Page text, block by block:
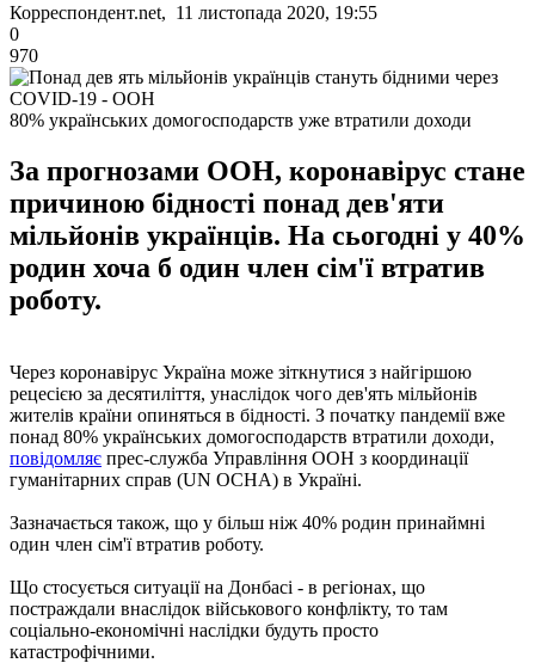
Корреспондент.net, 11 листопада 2020, 19:55
0
970
80% українських домогосподарств уже втратили доходи
За прогнозами ООН, коронавірус стане
причиною бідності понад дев'яти
мільйонів українців. На сьогодні у 40%
родин хоча б один член сім'ї втратив
роботу.
Через коронавірус Україна може зіткнутися з найгіршою
рецесією за десятиліття, унаслідок чого дев'ять мільйонів
жителів країни опиняться в бідності. З початку пандемії вже
понад 80% українських домогосподарств втратили доходи,
повідомляє прес-служба Управління ООН з координації
гуманітарних справ (UN OCHA) в Україні.
Зазначається також, що у більш ніж 40% родин принаймні
один член сім'ї втратив роботу.
Що стосується ситуації на Донбасі - в регіонах, що
постраждали внаслідок військового конфлікту, то там
соціально-економічні наслідки будуть просто
катастрофічними.